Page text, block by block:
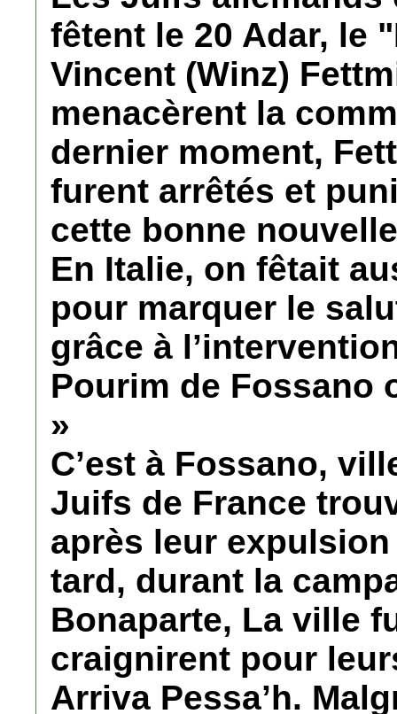
fêtent le 20 Adar, le
Vincent (Winz)
menacèrent la
dernier moment,
furent arrêtés et
cette bonne
En Italie, on fêtait
pour marquer le
grâce à
Pourim de Fossano
»
C’est à Fossano,
Juifs de France
après leur
tard, durant la
Bonaparte, La ville
craignirent pour
Arriva Pessa’h.